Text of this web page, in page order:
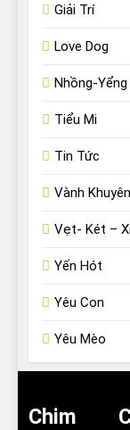
Giải Trí
Love Dog
Nhồng-
Tiểu Mi
Tin Tức
Vành Khuyên
Vẹt- Két –
Yến Hót
Yêu Con
Yêu Mèo
Chim